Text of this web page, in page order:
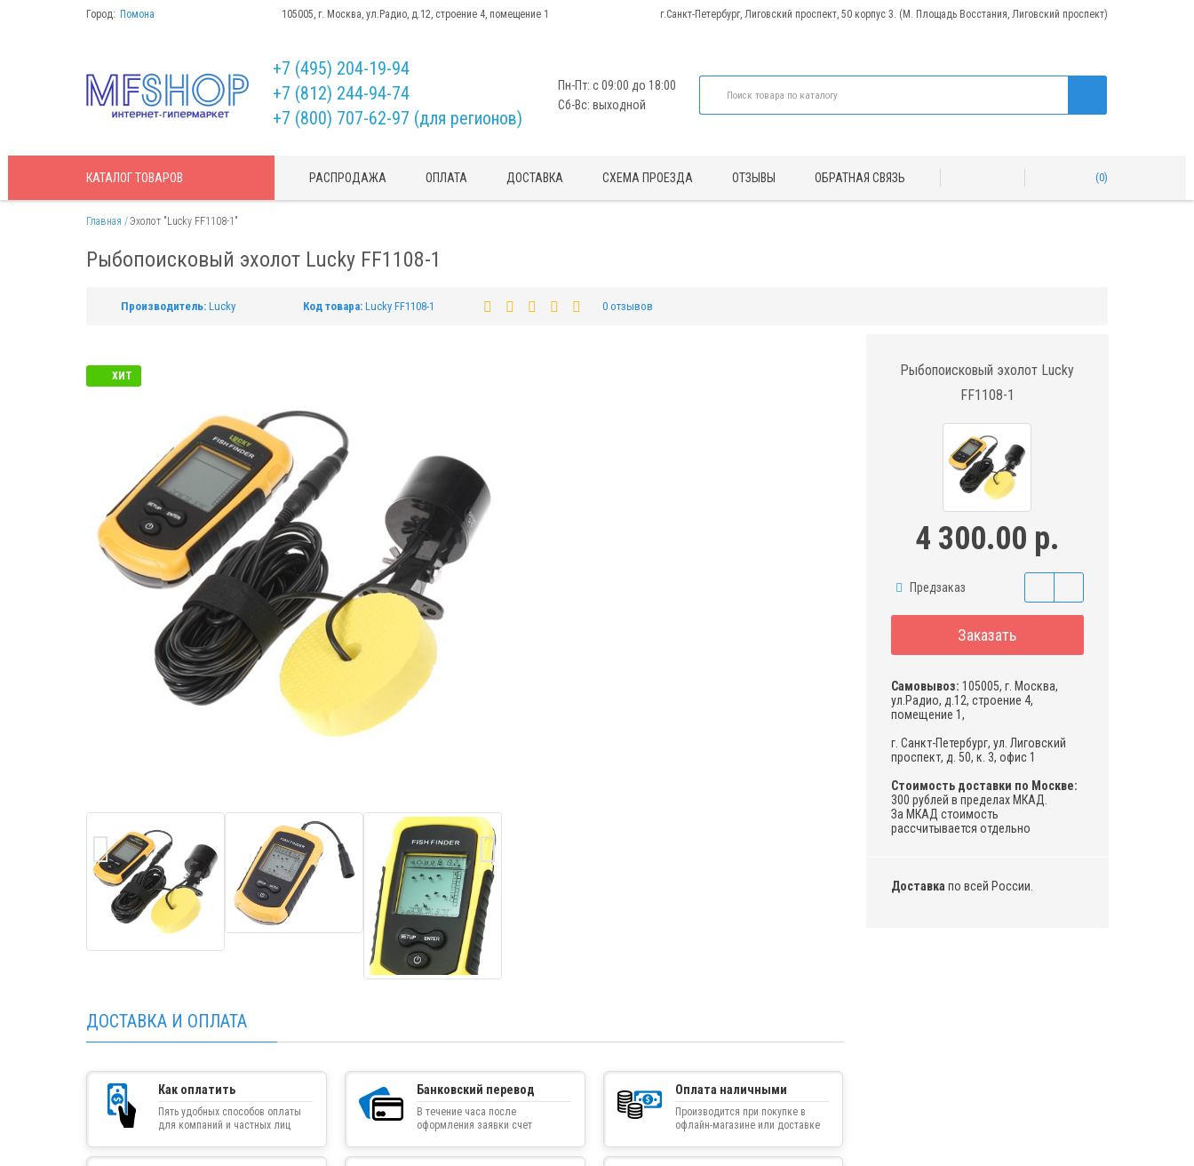
Город: Помона 105005, г. Москва, ул.Радио, д.12, строение 4, помещение 1 г.Санкт-Петербург, Лиговский проспект, 50 корпус 3. (М. Площадь Восстания, Лиговский проспект)
+7 (495) 204-19-94
+7 (812) 244-94-74
+7 (800) 707-62-97 (для регионов)
Пн-Пт: с 09:00 до 18:00
Сб-Вс: выходной
КАТАЛОГТОВАРОВ РАСПРОДАЖА ОПЛАТА ДОСТАВКА СХЕМА ПРОЕЗДА ОТЗЫВЫ ОБРАТНАЯ СВЯЗЬ 0
Главная Эхолот "Lucky FF1108-1"
Рыбопоисковый эхолот Lucky FF1108-1
Производитель: Lucky Код товара: Lucky FF1108-1 0 отзывов
ХИТ
Рыбопоисковый эхолот Lucky
FF1108-1
4 300.00 р.
Предзаказ
Заказать
Самовывоз: 105005, г. Москва,
ул.Радио, д.12, строение 4,
помещение 1,
г. Санкт-Петербург, ул. Лиговский
проспект, д. 50, к. 3, офис 1
Стоимость доставки по Москве:
300 рублей в пределах МКАД.
За МКАД стоимость
рассчитывается отдельно
Доставка по всей России.
ДОСТАВКА И ОПЛАТА
Как оплатить
Пять удобных способов оплаты
для компаний и частных лиц
Банковский перевод
В течение часа после
оформления заявки счет
электронную почту
Оплата наличными
Производится при покупке в
офлайн-магазине или доставке